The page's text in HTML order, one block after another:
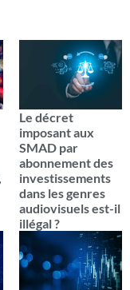
Le décret
imposant aux
SMAD par
abonnement des
investissements
dans les genres
audiovisuels est-il
illégal ?